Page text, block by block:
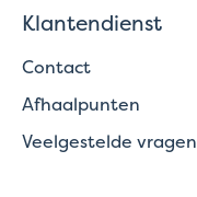
Klantendienst
Contact
Afhaalpunten
Veelgestelde vragen